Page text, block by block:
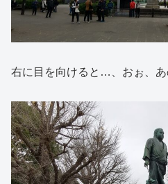
右に目を向けると…、おぉ、